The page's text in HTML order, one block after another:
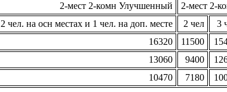
2-мест 2-комн Улучшенный
2-мест 2-
2 чел. на осн местах и 1 чел. на доп. месте 2 чел
3
16320 11500
13060 9400
10470 7180